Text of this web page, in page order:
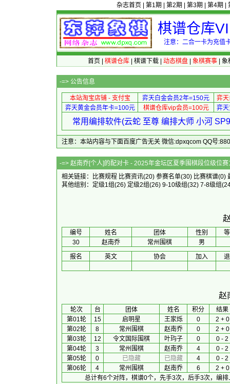
杂志首页 第1期 第2期 第3期 第4期
棋谱仓库
注意：二合一卡为充值
首页 棋谱仓库| 棋谱下载| 动态棋盘| 象棋赛事| 象
-=> 公告信息
本站淘宝店铺 - 支付宝 弈天白金会员2年=150元
弈
弈天黄金会员年卡=100元
棋谱仓库vip会员=100元 弈
常用编排软件(云蛇 至尊 编排大师 小河
注意：本站内容与下面百度广告无关 微信:dpxqcom QQ号
-=> 赵南乔[个人]的配对卡 - 2025年金坛
相关链接：
比赛规程 比赛资讯(20) 参赛名单(30) 比赛棋谱(0)
其他组别： 定级1组(26) 定级2组(26) 9-10级组(32) 7-8级组
编号 姓名 团体 性别
30
赵南乔 常州围棋
男
报名
英文 协会 加入
赵
轮次 台 团体 姓名 积分
结果
第01轮
15 启明星 王家烁 0
2 + 0
第02轮
8 常州围棋 赵南乔 0
2 + 0
第03轮
12 令文国际围棋 叶玙子 0
0 - 2
第04轮
3 常州围棋 赵南乔 4
0 - 2
第05轮
0 已隐藏 已隐藏 4
0 - 2
第06轮
4 常州围棋 赵南乔 6
2 + 0
总计有6个对阵，棋谱0个，先手3次，后手3次，编